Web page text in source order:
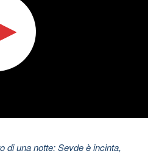
di una notte: Sevde è incinta,